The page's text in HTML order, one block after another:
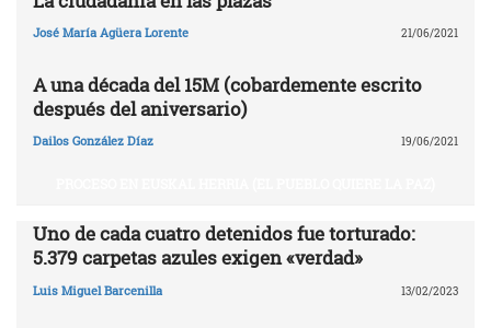
José María Agüera Lorente 21/06/2021
A una década del 15M (cobardemente escrito
después del aniversario)
Dailos González Díaz 19/06/2021
Uno de cada cuatro detenidos fue torturado:
5.379 carpetas azules exigen «verdad»
Luis Miguel Barcenilla 13/02/2023